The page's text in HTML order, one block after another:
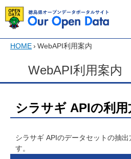
HOME› WebAPI利用案内
WebAPI利用案内
シラサギ APIの利用
シラサギ APIのデータセットの抽
す。